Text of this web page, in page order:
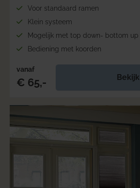
Voor standaard ramen
Klein systeem
Mogelijk met top down- bottom up
Bediening met koorden
vanaf
€ 65,- Bekijk